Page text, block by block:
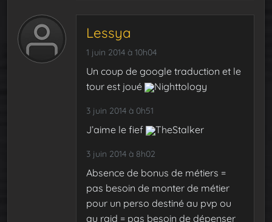
Lessya
1 juin 2014 à 10h04
Un coup de google traduction et le
tour est joué
Nighttology
3 juin 2014 à 0h51
J’aime le fief TheStalker
3 juin 2014 à 8h02
Absence de bonus de métiers =
pas besoin de monter de métier
pour un perso destiné au pvp ou
au raid = pas besoin de dépenser